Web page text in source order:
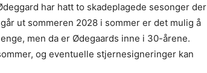
har hatt to skadeplagede sesonger der
ut sommeren 2028 i sommer er det mulig å
men da er Ødegaards inne i 30-årene.
og eventuelle stjernesigneringer kan